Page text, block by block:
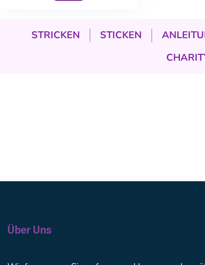
STRICKEN STICKEN
Über Uns